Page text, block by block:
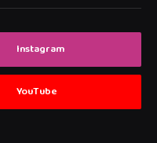
Instagram
YouTube